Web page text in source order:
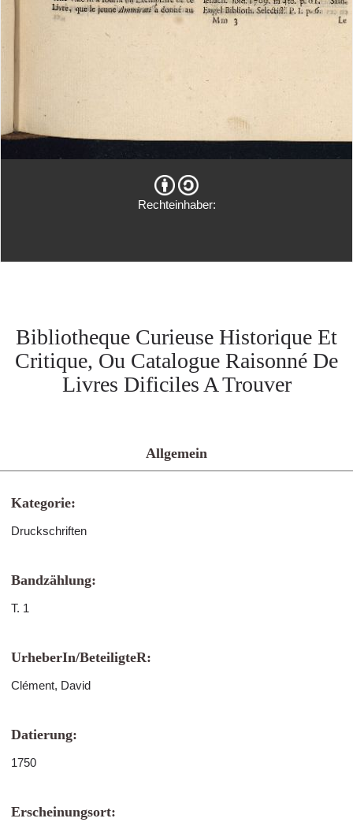
Rechteinhaber:
Bibliotheque Curieuse Historique Et
Critique, Ou Catalogue Raisonné De
Livres Dificiles A Trouver
Allgemein
Kategorie:
Druckschriften
Bandzählung:
T. 1
UrheberIn/BeteiligteR:
Clément, David
Datierung:
1750
Erscheinungsort: